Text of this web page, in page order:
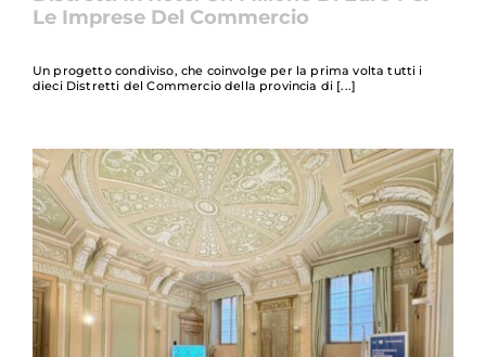
Le Imprese Del Commercio
Un progetto condiviso, che coinvolge per la prima volta tutti i
dieci Distretti del Commercio della provincia di